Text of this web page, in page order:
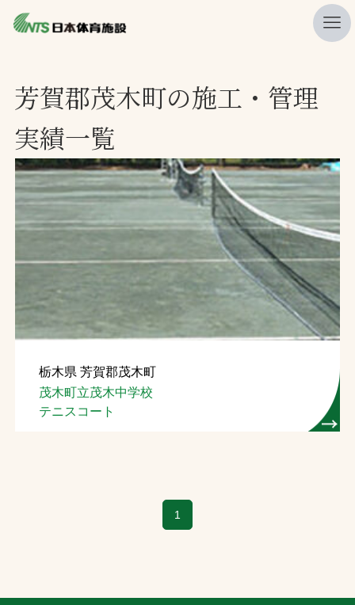
ニュース
プレスリリース
レポート
製品・サービス一覧
施工・管理実績一覧
採用情報
検索
お問合せ
芳賀郡茂木町の施工・管理
実績一覧
栃木県 芳賀郡茂木町
茂木町立茂木中学校
テニスコート
1